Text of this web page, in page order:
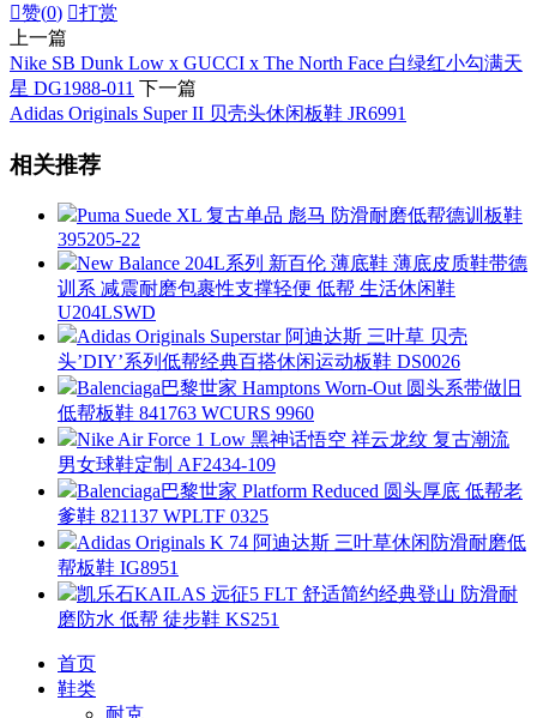
赞(0) 打赏
上一篇
Nike SB Dunk Low x GUCCI x The North Face 白绿红小勾满天
星 DG1988-011 下一篇
Adidas Originals Super II 贝壳头休闲板鞋 JR6991
相关推荐
Puma Suede XL 复古单品 彪马 防滑耐磨低帮德训板鞋
395205-22
New Balance 204L系列 新百伦 薄底鞋 薄底皮质鞋带德
训系 减震耐磨包裹性支撑轻便 低帮 生活休闲鞋
U204LSWD
Adidas Originals Superstar 阿迪达斯 三叶草 贝壳
头’DIY’系列低帮经典百搭休闲运动板鞋 DS0026
Balenciaga巴黎世家 Hamptons Worn-Out 圆头系带做旧
低帮板鞋 841763 WCURS 9960
Nike Air Force 1 Low 黑神话悟空 祥云龙纹 复古潮流
男女球鞋定制 AF2434-109
Balenciaga巴黎世家 Platform Reduced 圆头厚底 低帮老
爹鞋 821137 WPLTF 0325
Adidas Originals K 74 阿迪达斯 三叶草休闲防滑耐磨低
帮板鞋 IG8951
凯乐石KAILAS 远征5 FLT 舒适简约经典登山 防滑耐
磨防水 低帮 徒步鞋 KS251
首页
鞋类